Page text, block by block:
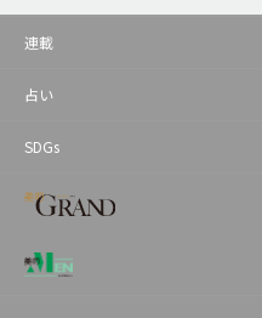
連載
占い
SDGs